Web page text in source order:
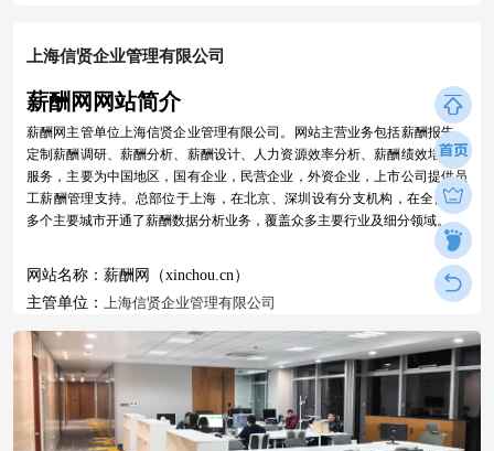
上海信贤企业管理有限公司
薪酬网网站简介
薪酬网主管单位上海信贤企业管理有限公司。网站主营业务包括薪酬报告、
定制薪酬调研、薪酬分析、薪酬设计、人力资源效率分析、薪酬绩效培训等
服务 ，主要为中国地区，国有企业，民营企业，外资企业，上市公司提供员
工薪酬管理支持。总部位于上海，在北京、深圳设有分支机构，在全国180
多个主要城市开通了薪酬数据分析业务，覆盖众多主要行业及细分领域。
网站名称：薪酬网（xinchou.cn）
主管单位： 上海信贤企业管理有限公司
总部地点：中国·上海
分支机构：北京·深圳·南京·成都·武汉·杭州
网站发展
2015年，搭建全国薪酬数据库，分类30+主行业。自主研发在线薪酬调研分